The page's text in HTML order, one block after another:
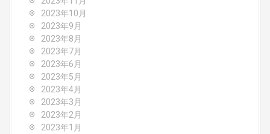
2023年10月
2023年9月
2023年8月
2023年7月
2023年6月
2023年5月
2023年4月
2023年3月
2023年2月
2023年1月